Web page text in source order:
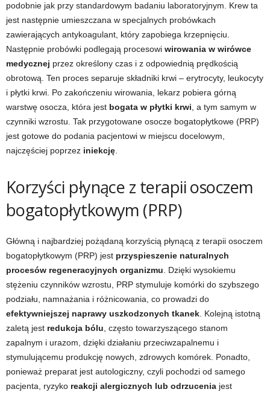
podobnie jak przy standardowym badaniu laboratoryjnym. Krew ta
jest następnie umieszczana w specjalnych probówkach
zawierających antykoagulant, który zapobiega krzepnięciu.
Następnie probówki podlegają procesowi wirowania w wirówce
medycznej przez określony czas i z odpowiednią prędkością
obrotową. Ten proces separuje składniki krwi – erytrocyty, leukocyty
i płytki krwi. Po zakończeniu wirowania, lekarz pobiera górną
warstwę osocza, która jest bogata w płytki krwi , a tym samym w
czynniki wzrostu. Tak przygotowane osocze bogatopłytkowe (PRP)
jest gotowe do podania pacjentowi w miejscu docelowym,
najczęściej poprzez iniekcję
Korzyści płynące z terapii osoczem
bogatopłytkowym (PRP)
Główną i najbardziej pożądaną korzyścią płynącą z terapii osoczem
bogatopłytkowym (PRP) jest przyspieszenie naturalnych
procesów regeneracyjnych organizmu . Dzięki wysokiemu
stężeniu czynników wzrostu, PRP stymuluje komórki do szybszego
podziału, namnażania i różnicowania, co prowadzi do
efektywniejszej naprawy uszkodzonych tkanek . Kolejną istotną
zaletą jest redukcja bólu , często towarzyszącego stanom
zapalnym i urazom, dzięki działaniu przeciwzapalnemu i
stymulującemu produkcję nowych, zdrowych komórek. Ponadto,
ponieważ preparat jest autologiczny, czyli pochodzi od samego
pacjenta, ryzyko reakcji alergicznych lub odrzucenia jest